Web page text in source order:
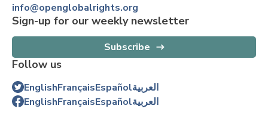
info@openglobalrights.org
Sign-up for our weekly newsletter
Subscribe
Follow us
EnglishFrançaisEspañolالعربية
EnglishFrançaisEspañolالعربية